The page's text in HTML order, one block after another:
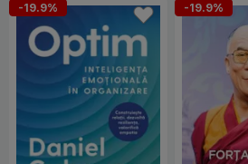
-19.9% -19.9%